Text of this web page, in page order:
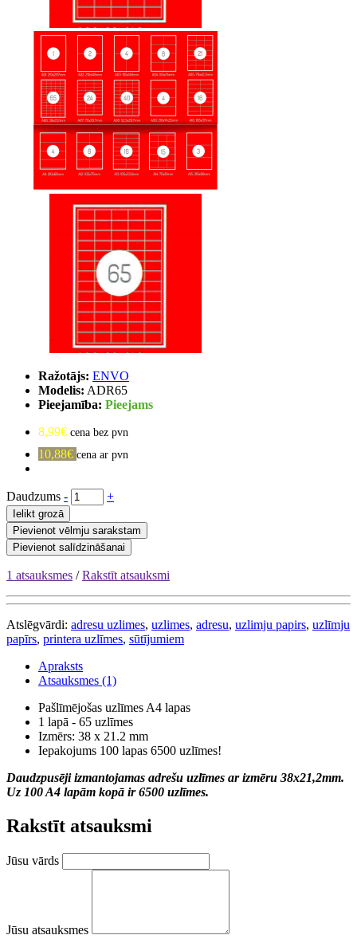
Ražotājs: ENVO
Modelis: ADR65
Pieejamība: Pieejams
8,99€ cena bez pvn
10,88€ cena ar pvn
Daudzums - +
Ielikt grozā
Pievienot vēlmju sarakstam
Pievienot salīdzināšanai
1 atsauksmes /Rakstīt atsauksmi
Atslēgvārdi: adresu uzlimes, uzlimes, adresu, uzlimju papirs, uzlīmju
papīrs, printera uzlīmes, sūtījumiem
Apraksts
Atsauksmes (1)
Pašlīmējošas uzlīmes A4 lapas
1 lapā - 65 uzlīmes
Izmērs: 38 x 21.2 mm
Iepakojums 100 lapas 6500 uzlīmes!
Daudzpusēji izmantojamas adrešu uzlīmes ar izmēru 38x21,2mm.
Uz 100 A4 lapām kopā ir 6500 uzlīmes.
Rakstīt atsauksmi
Jūsu vārds
Jūsu atsauksmes